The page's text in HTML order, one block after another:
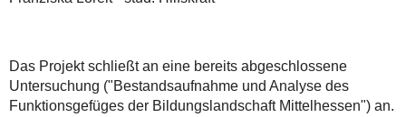
Das Projekt schließt an eine bereits abgeschlossene
Untersuchung ("Bestandsaufnahme und Analyse des
Funktionsgefüges der Bildungslandschaft Mittelhessen") an.